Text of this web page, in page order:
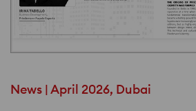
News | April 2026, Dubai